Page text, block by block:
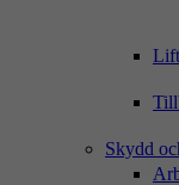
Lift
Skydd